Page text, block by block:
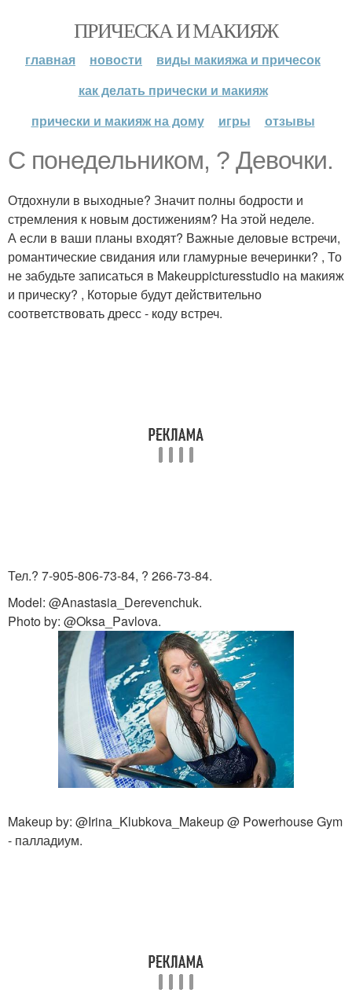
ПРИЧЕСКА И МАКИЯЖ
главная новости
виды макияжа и причесок
как делать прически и макияж
прически и макияж на дому
игры отзывы
С понедельником, ? Девочки.
Отдохнули в выходные? Значит полны бодрости и
стремления к новым достижениям? На этой неделе.
А если в ваши планы входят? Важные деловые встречи,
романтические свидания или гламурные вечеринки? , То
не забудьте записаться в Makeuppicturesstudio на макияж
и прическу? , Которые будут действительно
соответствовать дресс - коду встреч.
Тел.? 7-905-806-73-84, ? 266-73-84.
Model: @Anastasia_Derevenchuk.
Photo by: @Oksa_Pavlova.
Makeup by: @Irina_Klubkova_Makeup @ Powerhouse Gym
- палладиум.